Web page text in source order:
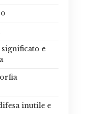
e
inutile e